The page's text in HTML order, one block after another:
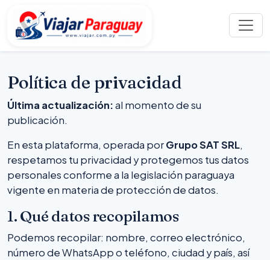
Política de privacidad
Última actualización:al momento de su
publicación.
En esta plataforma, operada porGrupo SAT SRL,
respetamos tu privacidad y protegemos tus datos
personales conforme a la legislación paraguaya
vigente en materia de protección de datos.
1. Qué datos recopilamos
Podemos recopilar: nombre, correo electrónico,
número de WhatsApp o teléfono, ciudad y país, así